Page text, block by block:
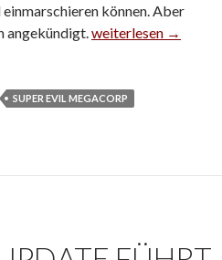
können. Aber
angekündigt. Vainglory-
weiterlesen →
SUPER EVIL MEGACORP